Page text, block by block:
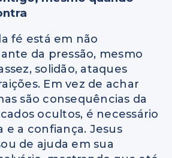
fé está em não
da pressão, mesmo
solidão, ataques
Em vez de achar
são consequências da
ocultos, é necessário
e a confiança. Jesus
de ajuda em sua